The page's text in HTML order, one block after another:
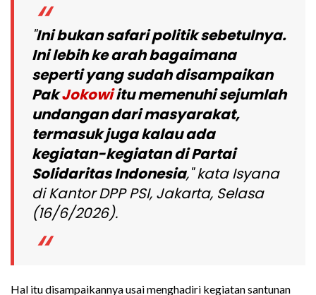
"Ini bukan safari politik sebetulnya.
Ini lebih ke arah bagaimana
seperti yang sudah disampaikan
PakJokowiitu memenuhi sejumlah
undangan dari masyarakat,
termasuk juga kalau ada
kegiatan-kegiatan di Partai
Solidaritas Indonesia," kata Isyana
di Kantor DPP PSI, Jakarta, Selasa
(16/6/2026).
Hal itu disampaikannya usai menghadiri kegiatan santunan